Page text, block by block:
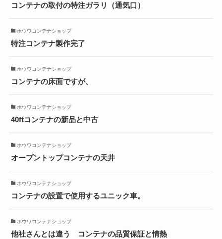
コンテナの取付の特注ガラリ（通気口）
ホウワコンテナショップ
特注コンテナ製作完了
ホウワコンテナショップ
コンテナの床面ですが、
ホウワコンテナショップ
40ftコンテナの新品と中古
ホウワコンテナショップ
オープントップコンテナの天井
ホウワコンテナショップ
コンテナの設置で使用するユニック車。
ホウワコンテナショップ
他社さんとは違う コンテナの品質保証と情熱